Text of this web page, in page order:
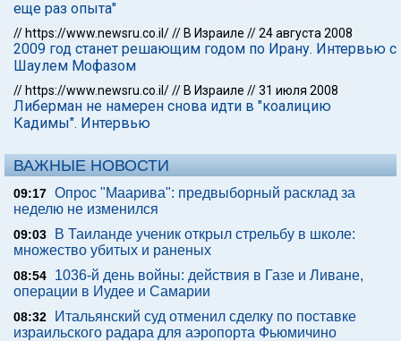
еще раз опыта"
// https://www.newsru.co.il/// В Израиле //24 августа 2008
2009 год станет решающим годом по Ирану. Интервью с
Шаулем Мофазом
// https://www.newsru.co.il/// В Израиле //31 июля 2008
Либерман не намерен снова идти в "коалицию
Кадимы". Интервью
ВАЖНЫЕ НОВОСТИ
09:17 Опрос "Mаарива": предвыборный расклад за
неделю не изменился
09:03
В Таиланде ученик открыл стрельбу в школе:
множество убитых и раненых
08:54
1036-й день войны: действия в Газе и Ливане,
операции в Иудее и Самарии
08:32
Итальянский суд отменил сделку по поставке
израильского радара для аэропорта Фьюмичино